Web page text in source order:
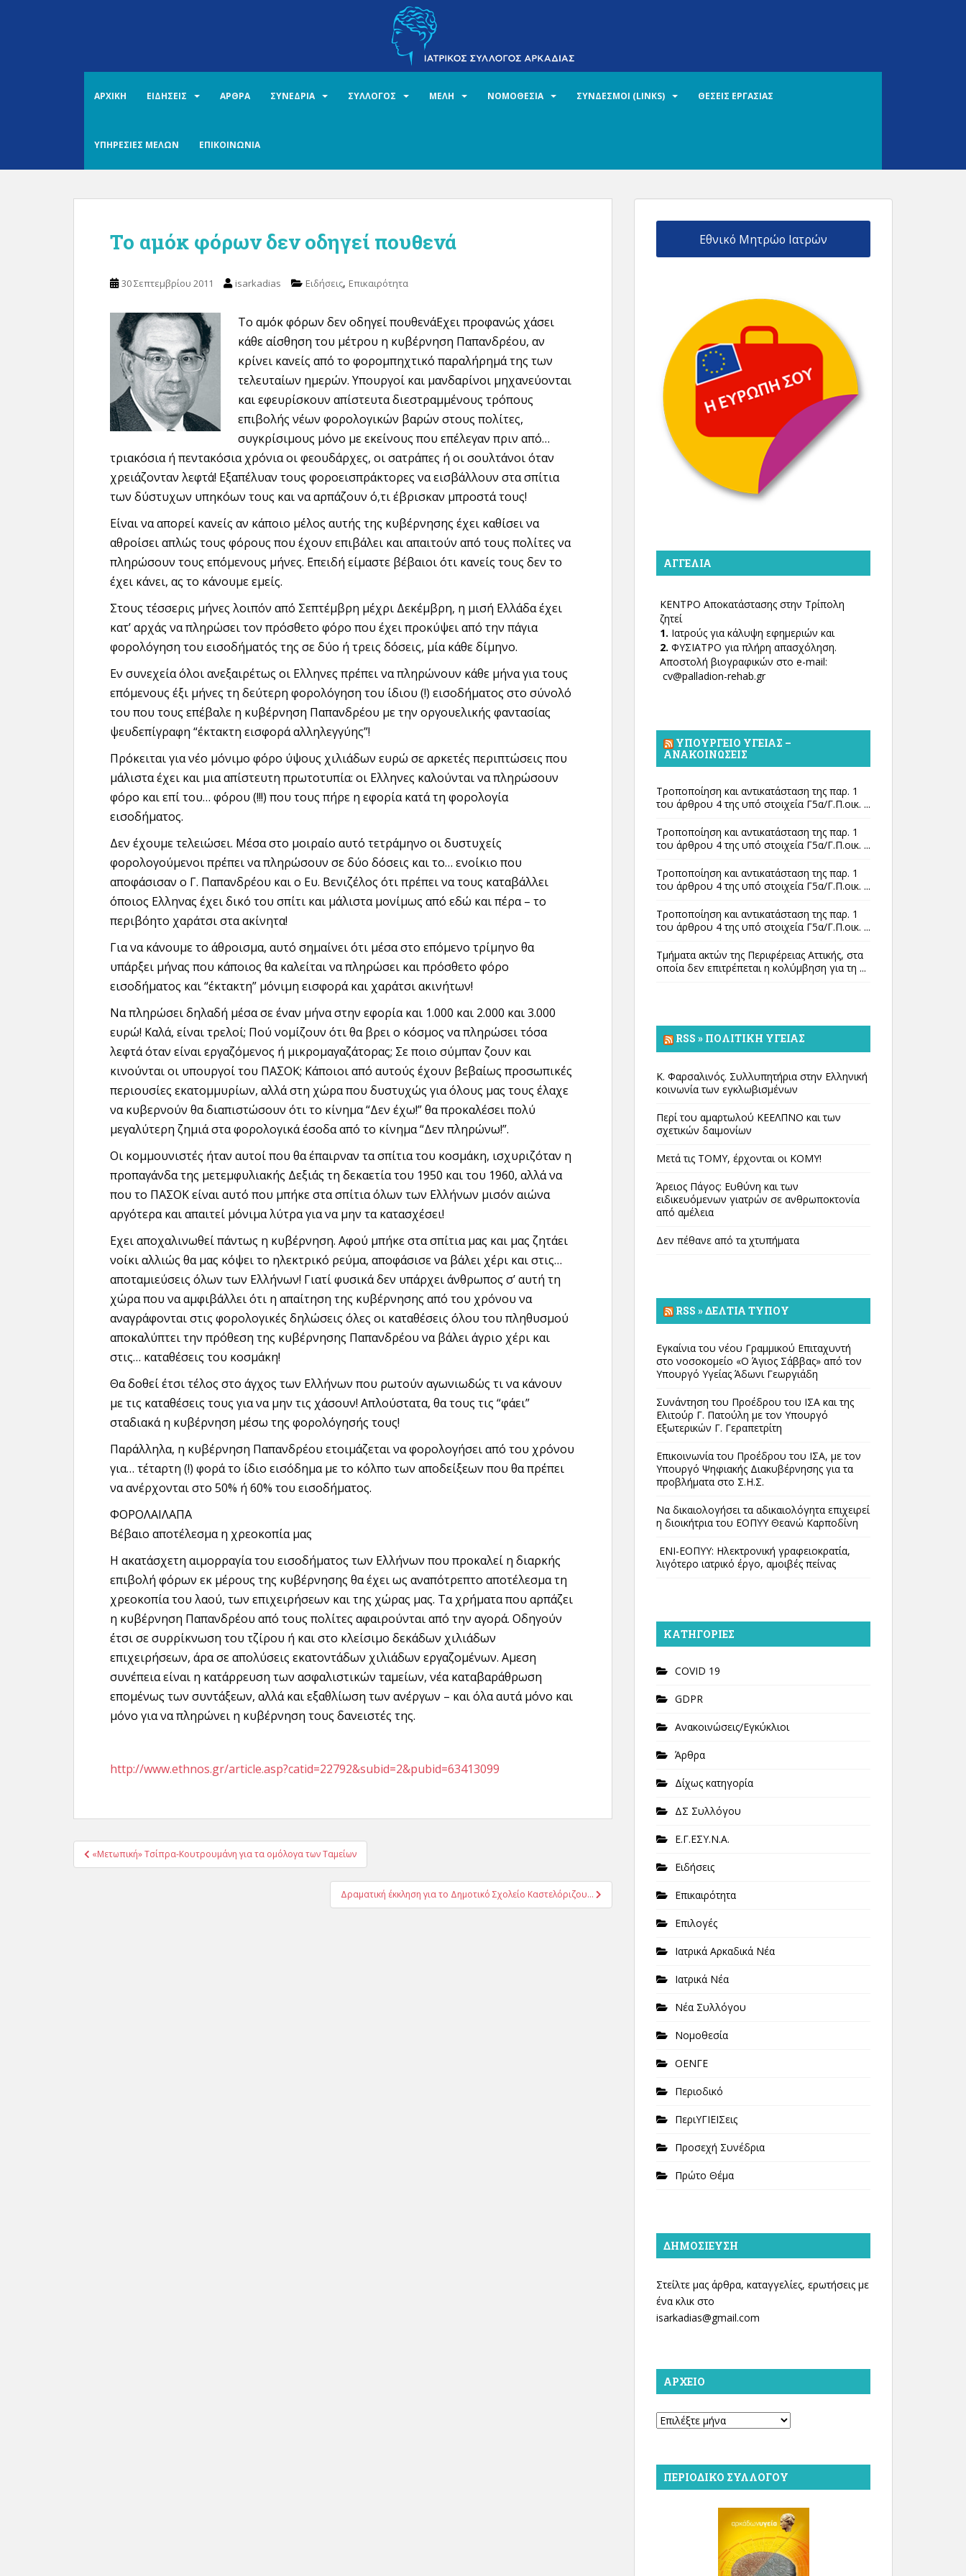
c
ΑΡΧΙΚΗ ΕΙΔΗΣΕΙΣ ΑΡΘΡΑ ΣΥΝΕΔΡΙΑ ΣΥΛΛΟΓΟΣ ΜΕΛΗ ΝΟΜΟΘΕΣΙΑ ΣΥΝΔΕΣΜΟΙ (LINKS) ΘΕΣΕΙΣ ΕΡΓΑΣΙΑΣ
ΥΠΗΡΕΣΙΕΣ ΜΕΛΩΝ ΕΠΙΚΟΙΝΩΝΙΑ
Το αμόκ φόρων δεν οδηγεί πουθενά
30 Σεπτεμβρίου 2011 isarkadias Ειδήσεις, Επικαιρότητα
Το αμόκ φόρων δεν οδηγεί πουθενάΕχει προφανώς χάσει
κάθε αίσθηση του μέτρου η κυβέρνηση Παπανδρέου, αν
κρίνει κανείς από το φορομπηχτικό παραλήρημά της των
τελευταίων ημερών. Υπουργοί και μανδαρίνοι μηχανεύονται
και εφευρίσκουν απίστευτα διεστραμμένους τρόπους
επιβολής νέων φορολογικών βαρών στους πολίτες,
συγκρίσιμους μόνο με εκείνους που επέλεγαν πριν από…
τριακόσια ή πεντακόσια χρόνια οι φεουδάρχες, οι σατράπες ή οι σουλτάνοι όταν
χρειάζονταν λεφτά! Εξαπέλυαν τους φοροεισπράκτορες να εισβάλλουν στα σπίτια
των δύστυχων υπηκόων τους και να αρπάζουν ό,τι έβρισκαν μπροστά τους!
Είναι να απορεί κανείς αν κάποιο μέλος αυτής της κυβέρνησης έχει καθίσει να
αθροίσει απλώς τους φόρους που έχουν επιβάλει και απαιτούν από τους πολίτες να
πληρώσουν τους επόμενους μήνες. Επειδή είμαστε βέβαιοι ότι κανείς τους δεν το
έχει κάνει, ας το κάνουμε εμείς.
Στους τέσσερις μήνες λοιπόν από Σεπτέμβρη μέχρι Δεκέμβρη, η μισή Ελλάδα έχει
κατ’ αρχάς να πληρώσει τον πρόσθετο φόρο που έχει προκύψει από την πάγια
φορολόγηση του εισοδήματός της σε δύο ή τρεις δόσεις, μία κάθε δίμηνο.
Εν συνεχεία όλοι ανεξαιρέτως οι Ελληνες πρέπει να πληρώνουν κάθε μήνα για τους
επόμενους έξι μήνες τη δεύτερη φορολόγηση του ίδιου (!) εισοδήματος στο σύνολό
του που τους επέβαλε η κυβέρνηση Παπανδρέου με την οργουελικής φαντασίας
ψευδεπίγραφη “έκτακτη εισφορά αλληλεγγύης”!
Πρόκειται για νέο μόνιμο φόρο ύψους χιλιάδων ευρώ σε αρκετές περιπτώσεις που
μάλιστα έχει και μια απίστευτη πρωτοτυπία: οι Ελληνες καλούνται να πληρώσουν
φόρο και επί του… φόρου (!!!) που τους πήρε η εφορία κατά τη φορολογία
εισοδήματος.
Δεν έχουμε τελειώσει. Μέσα στο μοιραίο αυτό τετράμηνο οι δυστυχείς
φορολογούμενοι πρέπει να πληρώσουν σε δύο δόσεις και το… ενοίκιο που
αποφάσισαν ο Γ. Παπανδρέου και ο Ευ. Βενιζέλος ότι πρέπει να τους καταβάλλει
όποιος Ελληνας έχει δικό του σπίτι και μάλιστα μονίμως από εδώ και πέρα – το
περιβόητο χαράτσι στα ακίνητα!
Για να κάνουμε το άθροισμα, αυτό σημαίνει ότι μέσα στο επόμενο τρίμηνο θα
υπάρξει μήνας που κάποιος θα καλείται να πληρώσει και πρόσθετο φόρο
εισοδήματος και “έκτακτη” μόνιμη εισφορά και χαράτσι ακινήτων!
Να πληρώσει δηλαδή μέσα σε έναν μήνα στην εφορία και 1.000 και 2.000 και 3.000
ευρώ! Καλά, είναι τρελοί; Πού νομίζουν ότι θα βρει ο κόσμος να πληρώσει τόσα
λεφτά όταν είναι εργαζόμενος ή μικρομαγαζάτορας; Σε ποιο σύμπαν ζουν και
κινούνται οι υπουργοί του ΠΑΣΟΚ; Κάποιοι από αυτούς έχουν βεβαίως προσωπικές
περιουσίες εκατομμυρίων, αλλά στη χώρα που δυστυχώς για όλους μας τους έλαχε
να κυβερνούν θα διαπιστώσουν ότι το κίνημα “Δεν έχω!” θα προκαλέσει πολύ
μεγαλύτερη ζημιά στα φορολογικά έσοδα από το κίνημα “Δεν πληρώνω!”.
Οι κομμουνιστές ήταν αυτοί που θα έπαιρναν τα σπίτια του κοσμάκη, ισχυριζόταν η
προπαγάνδα της μετεμφυλιακής Δεξιάς τη δεκαετία του 1950 και του 1960, αλλά να
που το ΠΑΣΟΚ είναι αυτό που μπήκε στα σπίτια όλων των Ελλήνων μισόν αιώνα
αργότερα και απαιτεί μόνιμα λύτρα για να μην τα κατασχέσει!
Εχει αποχαλινωθεί πάντως η κυβέρνηση. Αφού μπήκε στα σπίτια μας και μας ζητάει
νοίκι αλλιώς θα μας κόψει το ηλεκτρικό ρεύμα, αποφάσισε να βάλει χέρι και στις…
αποταμιεύσεις όλων των Ελλήνων! Γιατί φυσικά δεν υπάρχει άνθρωπος σ’ αυτή τη
χώρα που να αμφιβάλλει ότι η απαίτηση της κυβέρνησης από του χρόνου να
αναγράφονται στις φορολογικές δηλώσεις όλες οι καταθέσεις όλου του πληθυσμού
αποκαλύπτει την πρόθεση της κυβέρνησης Παπανδρέου να βάλει άγριο χέρι και
στις… καταθέσεις του κοσμάκη!
Θα δοθεί έτσι τέλος στο άγχος των Ελλήνων που ρωτούν αγωνιωδώς τι να κάνουν
με τις καταθέσεις τους για να μην τις χάσουν! Απλούστατα, θα τους τις “φάει”
σταδιακά η κυβέρνηση μέσω της φορολόγησής τους!
Παράλληλα, η κυβέρνηση Παπανδρέου ετοιμάζεται να φορολογήσει από του χρόνου
για… τέταρτη (!) φορά το ίδιο εισόδημα με το κόλπο των αποδείξεων που θα πρέπει
να ανέρχονται στο 50% ή 60% του εισοδήματος.
ΦΟΡΟΛΑΙΛΑΠΑ
Βέβαιο αποτέλεσμα η χρεοκοπία μας
Η ακατάσχετη αιμορραγία του εισοδήματος των Ελλήνων που προκαλεί η διαρκής
επιβολή φόρων εκ μέρους της κυβέρνησης θα έχει ως αναπότρεπτο αποτέλεσμα τη
χρεοκοπία του λαού, των επιχειρήσεων και της χώρας μας. Τα χρήματα που αρπάζει
η κυβέρνηση Παπανδρέου από τους πολίτες αφαιρούνται από την αγορά. Οδηγούν
έτσι σε συρρίκνωση του τζίρου ή και στο κλείσιμο δεκάδων χιλιάδων
επιχειρήσεων, άρα σε απολύσεις εκατοντάδων χιλιάδων εργαζομένων. Αμεση
συνέπεια είναι η κατάρρευση των ασφαλιστικών ταμείων, νέα καταβαράθρωση
επομένως των συντάξεων, αλλά και εξαθλίωση των ανέργων – και όλα αυτά μόνο και
μόνο για να πληρώνει η κυβέρνηση τους δανειστές της.
http://www.ethnos.gr/article.asp?catid=22792&subid=2&pubid=63413099
Πλοήγηση
άρθρων
«Μετωπική» Τσίπρα-Κουτρουμάνη για τα ομόλογα των Ταμείων
Δραματική έκκληση για το Δημοτικό Σχολείο Καστελόριζου…
Εθνικό Μητρώο Ιατρών
ΑΓΓΕΛΊΑ
ΚΕΝΤΡΟ Αποκατάστασης στην Τρίπολη
ζητεί
1. Ιατρούς για κάλυψη εφημεριών και
2. ΦΥΣΙΑΤΡΟ για πλήρη απασχόληση.
Αποστολή βιογραφικών στο e-mail:
cv@palladion-rehab.gr
ΥΠΟΥΡΓΕΊΟ ΥΓΕΊΑΣ –
ΑΝΑΚΟΙΝΏΣΕΙΣ
Τροποποίηση και αντικατάσταση της παρ. 1
του άρθρου 4 της υπό στοιχεία Γ5α/Γ.Π.οικ. ...
Τροποποίηση και αντικατάσταση της παρ. 1
του άρθρου 4 της υπό στοιχεία Γ5α/Γ.Π.οικ. ...
Τροποποίηση και αντικατάσταση της παρ. 1
του άρθρου 4 της υπό στοιχεία Γ5α/Γ.Π.οικ. ...
Τροποποίηση και αντικατάσταση της παρ. 1
του άρθρου 4 της υπό στοιχεία Γ5α/Γ.Π.οικ. ...
Τμήματα ακτών της Περιφέρειας Αττικής, στα
οποία δεν επιτρέπεται η κολύμβηση για τη ...
RSS » ΠΟΛΙΤΙΚΉ ΥΓΕΊΑΣ
Κ. Φαρσαλινός. Συλλυπητήρια στην Ελληνική
κοινωνία των εγκλωβισμένων
Περί του αμαρτωλού ΚΕΕΛΠΝΟ και των
σχετικών δαιμονίων
Μετά τις ΤΟΜΥ, έρχονται οι ΚΟΜΥ!
Άρειος Πάγος: Ευθύνη και των
ειδικευόμενων γιατρών σε ανθρωποκτονία
από αμέλεια
Δεν πέθανε από τα χτυπήματα
RSS » ΔΕΛΤΊΑ ΤΎΠΟΥ
Εγκαίνια του νέου Γραμμικού Επιταχυντή
στο νοσοκομείο «Ο Άγιος Σάββας» από τον
Υπουργό Υγείας Άδωνι Γεωργιάδη
Συνάντηση του Προέδρου του ΙΣΑ και της
Ελιτούρ Γ. Πατούλη με τον Υπουργό
Εξωτερικών Γ. Γεραπετρίτη
Επικοινωνία του Προέδρου του ΙΣΑ, με τον
Υπουργό Ψηφιακής Διακυβέρνησης για τα
προβλήματα στο Σ.Η.Σ.
Να δικαιολογήσει τα αδικαιολόγητα επιχειρεί
η διοικήτρια του ΕΟΠΥΥ Θεανώ Καρποδίνη
ΕΝΙ-ΕΟΠΥΥ: Ηλεκτρονική γραφειοκρατία,
λιγότερο ιατρικό έργο, αμοιβές πείνας
KΑΤΗΓΟΡΊΕΣ
COVID 19
GDPR
Ανακοινώσεις/Εγκύκλιοι
Άρθρα
Δίχως κατηγορία
ΔΣ Συλλόγου
Ε.Γ.ΕΣΥ.Ν.Α.
Ειδήσεις
Επικαιρότητα
Επιλογές
Ιατρικά Αρκαδικά Νέα
Ιατρικά Νέα
Νέα Συλλόγου
Νομοθεσία
ΟΕΝΓΕ
Περιοδικό
ΠεριΥΓΙΕΙΣεις
Προσεχή Συνέδρια
Πρώτο Θέμα
ΔΗΜΟΣΊΕΥΣΗ
Στείλτε μας άρθρα, καταγγελίες, ερωτήσεις με
ένα κλικ στο
isarkadias@gmail.com
ΑΡΧΕΊΟ
Αρχείο
ΠΕΡΙΟΔΙΚΌ ΣΥΛΛΌΓΟΥ